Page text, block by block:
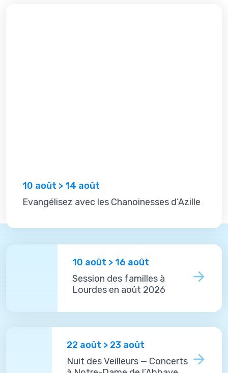
10 août > 14 août
Evangélisez avec les Chanoinesses d’Azille
10 août > 16 août
Session des familles à
Lourdes en août 2026
22 août > 23 août
Nuit des Veilleurs — Concerts